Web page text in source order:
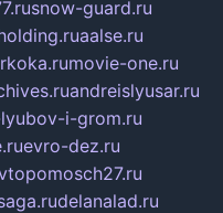
snow-guard.ru
aalse.ru
movie-one.ru
andreislyusar.ru
i-grom.ru
evro-dez.ru
delanalad.ru